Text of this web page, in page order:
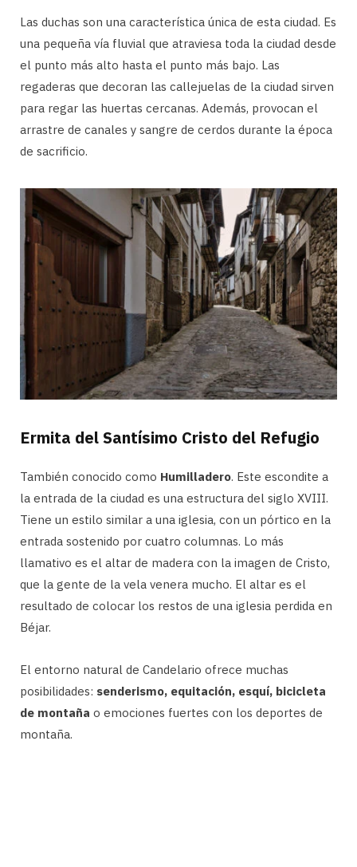
Las duchas son una característica única de esta ciudad. Es
una pequeña vía fluvial que atraviesa toda la ciudad desde
el punto más alto hasta el punto más bajo. Las
regaderas que decoran las callejuelas de la ciudad sirven
para regar las huertas cercanas. Además, provocan el
arrastre de canales y sangre de cerdos durante la época
de sacrificio.
Ermita del Santísimo Cristo del Refugio
También conocido como Humilladero. Este escondite a
la entrada de la ciudad es una estructura del siglo XVIII.
Tiene un estilo similar a una iglesia, con un pórtico en la
entrada sostenido por cuatro columnas. Lo más
llamativo es el altar de madera con la imagen de Cristo,
que la gente de la vela venera mucho. El altar es el
resultado de colocar los restos de una iglesia perdida en
Béjar.
El entorno natural de Candelario ofrece muchas
posibilidades: senderismo, equitación, esquí, bicicleta
de montaña o emociones fuertes con los deportes de
montaña.